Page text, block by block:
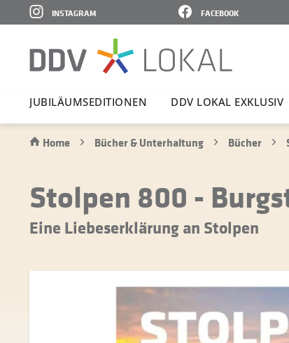
FACEBOOK
INSTAGRAM
JUBI­LÄ­UMS­E­DI­TIONEN DDV LOKAL EXKLUSIV
Home Bücher & Unterhaltung Bücher
Stolpen 800 -
Eine Liebeserklärung an Stolpen